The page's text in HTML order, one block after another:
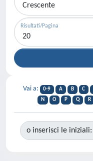
Risultati/Pagina
Vai a: 0-9 A B C
N
O P Q R
o inserisci le iniziali: